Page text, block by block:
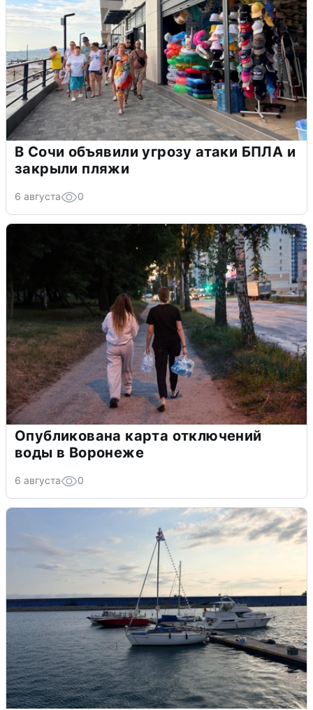
В Сочи объявили угрозу атаки БПЛА и
закрыли пляжи
6 августа 0
Опубликована карта отключений
воды в Воронеже
6 августа 0